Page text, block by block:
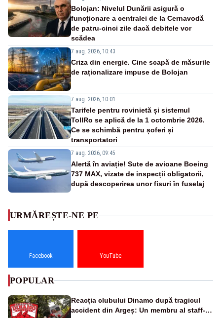
Bolojan: Nivelul Dunării asigură o
funcționare a centralei de la Cernavodă
de patru-cinci zile dacă debitele vor
scădea
7 aug. 2026, 10:43
Criza din energie. Cine scapă de măsurile
de raționalizare impuse de Bolojan
7 aug. 2026, 10:01
Tarifele pentru rovinietă și sistemul
TollRo se aplică de la 1 octombrie 2026.
Ce se schimbă pentru șoferi și
transportatori
7 aug. 2026, 09:45
Alertă în aviație! Sute de avioane Boeing
737 MAX, vizate de inspecții obligatorii,
după descoperirea unor fisuri în fuselaj
URMĂREȘTE-NE PE
Facebook YouTube
POPULAR
Reacția clubului Dinamo după tragicul
accident din Argeș: Un membru al staff-